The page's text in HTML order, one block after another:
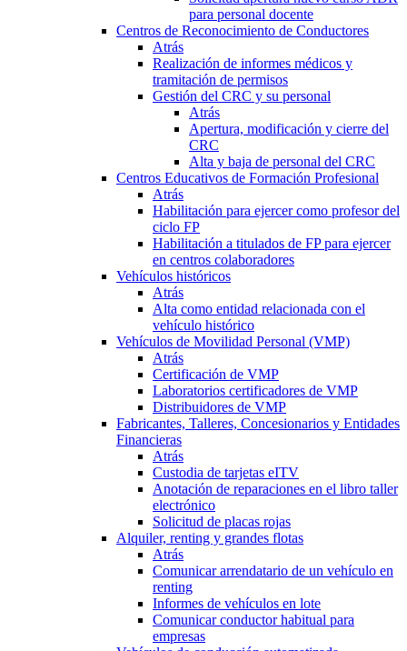
para personal docente
Centros de Reconocimiento de Conductores
Atrás
Realización de informes médicos y
tramitación de permisos
Gestión del CRC y su personal
Atrás
Apertura, modificación y cierre del
CRC
Alta y baja de personal del CRC
Centros Educativos de Formación Profesional
Atrás
Habilitación para ejercer como profesor del
ciclo FP
Habilitación a titulados de FP para ejercer
en centros colaboradores
Vehículos históricos
Atrás
Alta como entidad relacionada con el
vehículo histórico
Vehículos de Movilidad Personal (VMP)
Atrás
Certificación de VMP
Laboratorios certificadores de VMP
Distribuidores de VMP
Fabricantes, Talleres, Concesionarios y Entidades
Financieras
Atrás
Custodia de tarjetas eITV
Anotación de reparaciones en el libro taller
electrónico
Solicitud de placas rojas
Alquiler, renting y grandes flotas
Atrás
Comunicar arrendatario de un vehículo en
renting
Informes de vehículos en lote
Comunicar conductor habitual para
empresas